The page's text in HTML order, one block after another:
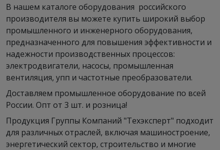
В нашем каталоге оборудования российского
производителя вы можете купить широкий выбор
промышленного и инженерного оборудования,
предназначенного для повышения эффективности и
надежности производственных процессов:
электродвигатели, насосы, промышленная
вентиляция, упп и частотные преобразователи.
Доставляем промышленное оборудование по всей
России. Опт от 3 шт. и розница!
Продукция Группы Компаний "Техэксперт" подходит
для различных отраслей, включая машиностроение,
энергетический сектор, строительство и многие